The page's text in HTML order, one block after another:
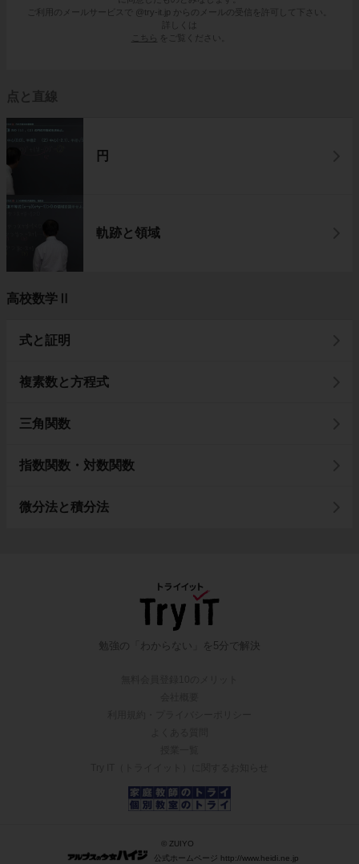
ご利用のメールサービスで @try-it.jp からのメールの受信を許可して下さい。
詳しくは
こちら
をご覧ください。
点と直線
円
軌跡と領域
高校数学Ⅱ
式と証明
複素数と方程式
三角関数
指数関数・対数関数
微分法と積分法
勉強の「わからない」を5分で解決
© ZUIYO
公式ホームページ http://www.heidi.ne.jp